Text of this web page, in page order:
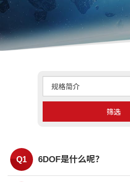
型
筛选
6DOF是什么呢？